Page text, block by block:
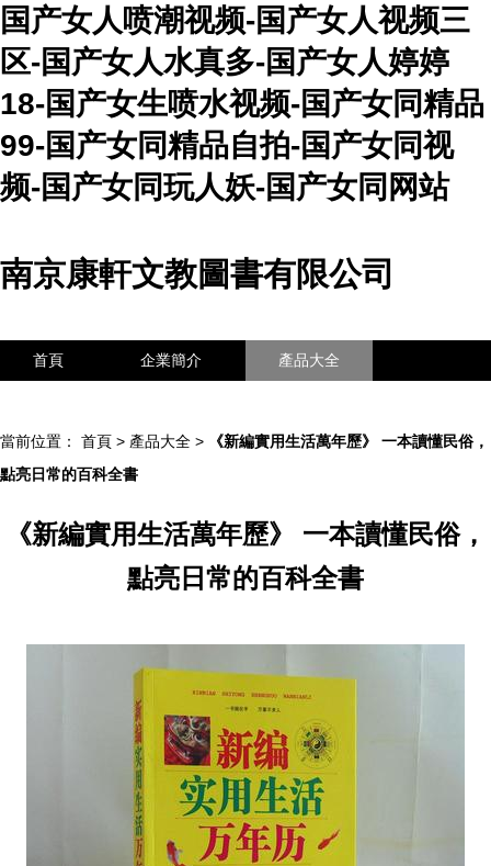
国产女人喷潮视频-国产女人视频三
区-国产女人水真多-国产女人婷婷
18-国产女生喷水视频-国产女同精品
99-国产女同精品自拍-国产女同视
频-国产女同玩人妖-国产女同网站
南京康軒文教圖書有限公司
首頁 企業簡介 產品大全
當前位置： 首頁 > 產品大全 >
《新編實用生活萬年歷》 一本讀懂民俗，
點亮日常的百科全書
《新編實用生活萬年歷》 一本讀懂民俗，
點亮日常的百科全書